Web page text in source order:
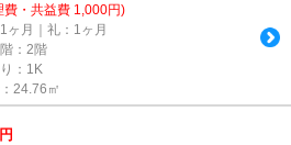
費・共益費 1,000円)
ヶ月｜礼：1ヶ月
：2階
：1K
24.76㎡
円